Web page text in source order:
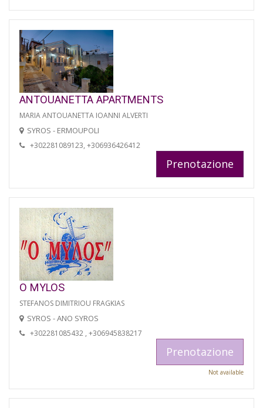
ANTOUANETTA APARTMENTS
MARIA ANTOUANETTA IOANNI ALVERTI
SYROS - ERMOUPOLI
+302281089123, +306936426412
Prenotazione
O MYLOS
STEFANOS DIMITRIOU FRAGKIAS
SYROS - ANO SYROS
+302281085432 , +306945838217
Prenotazione
Not available